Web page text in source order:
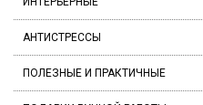
АНТИСТРЕССЫ
ПОЛЕЗНЫЕ И ПРАКТИЧНЫЕ